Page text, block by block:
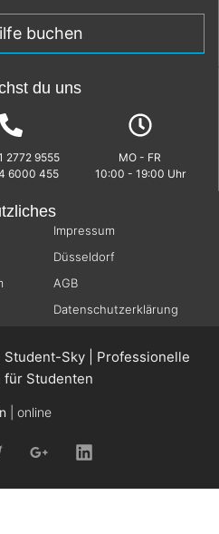
buchen
du uns
2772 9555
6000 455
MO - FR
10:00 - 19:00 Uhr
Impressum
Düsseldorf
AGB
Datenschutzerklärung
Student-Sky | Professionelle
für Studenten
| online